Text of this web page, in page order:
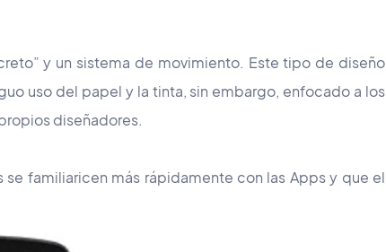
y un sistema de movimiento. Este tipo de diseño
uso del papel y la tinta, sin embargo, enfocado a los
diseñadores.
familiaricen más rápidamente con las Apps y que el